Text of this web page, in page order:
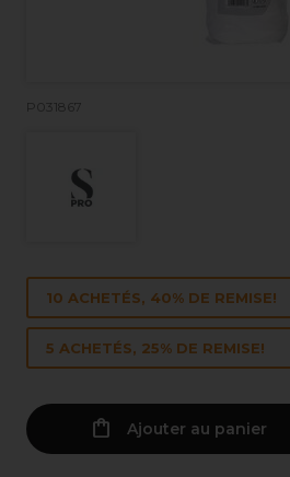
P031867
10 ACHETÉS, 40% DE REMISE!
5 ACHETÉS, 25% DE REMISE!
Ajouter au panier